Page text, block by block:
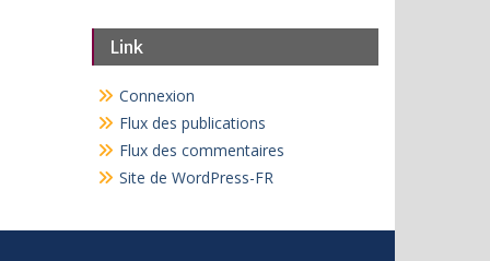
Link
Connexion
Flux des publications
Flux des commentaires
Site de WordPress-FR